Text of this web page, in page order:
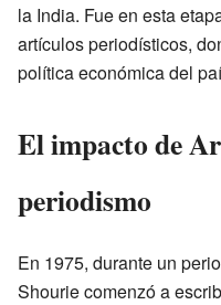
la India. Fue en esta
artículos periodísticos,
política económica del
El impacto de
periodismo
En 1975, durante un
Shourie comenzó a